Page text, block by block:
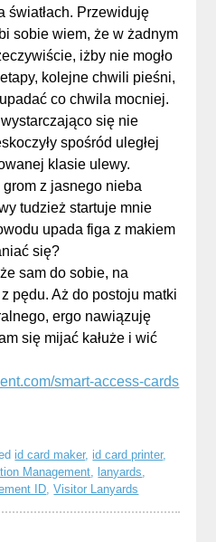
światłach. Przewiduję
sobie wiem, że w żadnym
iżby nie mogło
kolejne chwili pieśni,
co chwila mocniej.
się nie
spośród uległej
klasie ulewy.
z jasnego nieba
tudzież startuje mnie
upada figa z makiem
się?
sam do sobie, na
pędu. Aż do postoju matki
ergo nawiązuję
się mijać kałuże i wić
smart-access-cards
id card maker, id card printer,
Management, lanyards,
ID,Visitor Lanyards